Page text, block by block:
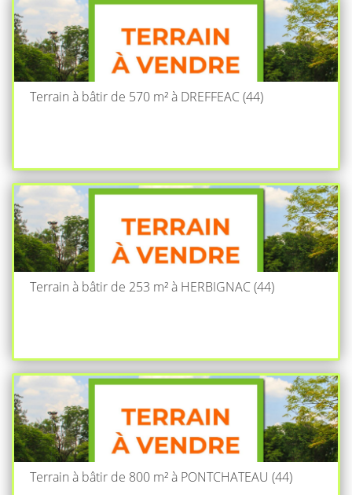
Terrain à bâtir de 570 m² à DREFFEAC (44)
Terrain à bâtir de 253 m² à HERBIGNAC (44)
Terrain à bâtir de 800 m² à PONTCHATEAU (44)